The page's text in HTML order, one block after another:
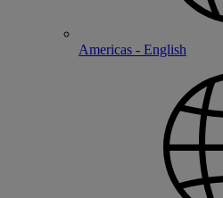
Americas - English